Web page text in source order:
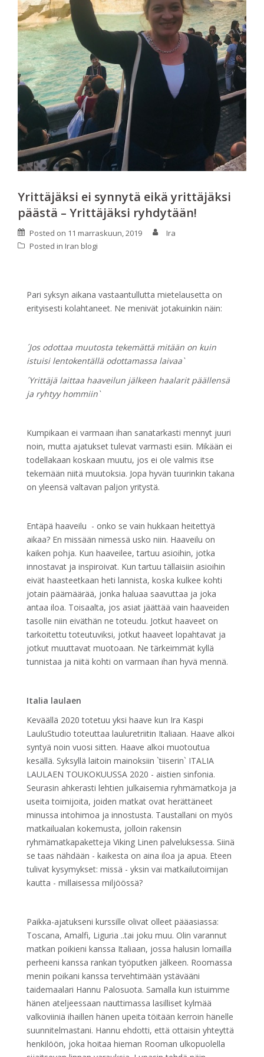
Yrittäjäksi ei synnytä eikä yrittäjäksi
päästä – Yrittäjäksi ryhdytään!
Posted on 11 marraskuun, 2019
Ira
Posted in Iran blogi
Pari syksyn aikana vastaantullutta mietelausetta on
erityisesti kolahtaneet. Ne menivät jotakuinkin näin:
´Jos odottaa muutosta tekemättä mitään on kuin
istuisi lentokentällä odottamassa laivaa`
´Yrittäjä laittaa haaveilun jälkeen haalarit päällensä
ja ryhtyy hommiin`
Kumpikaan ei varmaan ihan sanatarkasti mennyt juuri
noin, mutta ajatukset tulevat varmasti esiin. Mikään ei
todellakaan koskaan muutu, jos ei ole valmis itse
tekemään niitä muutoksia. Jopa hyvän tuurinkin takana
on yleensä valtavan paljon yritystä.
Entäpä haaveilu - onko se vain hukkaan heitettyä
aikaa? En missään nimessä usko niin. Haaveilu on
kaiken pohja. Kun haaveilee, tartuu asioihin, jotka
innostavat ja inspiroivat. Kun tartuu tällaisiin asioihin
eivät haasteetkaan heti lannista, koska kulkee kohti
jotain päämäärää, jonka haluaa saavuttaa ja joka
antaa iloa. Toisaalta, jos asiat jäättää vain haaveiden
tasolle niin eiväthän ne toteudu. Jotkut haaveet on
tarkoitettu toteutuviksi, jotkut haaveet lopahtavat ja
jotkut muuttavat muotoaan. Ne tärkeimmät kyllä
tunnistaa ja niitä kohti on varmaan ihan hyvä mennä.
Italia laulaen
Keväällä 2020 totetuu yksi haave kun Ira Kaspi
LauluStudio toteuttaa lauluretriitin Italiaan. Haave alkoi
syntyä noin vuosi sitten. Haave alkoi muotoutua
kesällä. Syksyllä laitoin mainoksiin `tiiserin` ITALIA
LAULAEN TOUKOKUUSSA 2020 - aistien sinfonia.
Seurasin ahkerasti lehtien julkaisemia ryhmämatkoja ja
useita toimijoita, joiden matkat ovat herättäneet
minussa intohimoa ja innostusta. Taustallani on myös
matkailualan kokemusta, jolloin rakensin
ryhmämatkapaketteja Viking Linen palveluksessa. Siinä
se taas nähdään - kaikesta on aina iloa ja apua. Eteen
tulivat kysymykset: missä - yksin vai matkailutoimijan
kautta - millaisessa miljöössä?
Paikka-ajatukseni kurssille olivat olleet pääasiassa:
Toscana, Amalfi, Liguria ..tai joku muu. Olin varannut
matkan poikieni kanssa Italiaan, jossa halusin lomailla
perheeni kanssa rankan työputken jälkeen. Roomassa
menin poikani kanssa tervehtimään ystävääni
taidemaalari Hannu Palosuota. Samalla kun istuimme
hänen ateljeessaan nauttimassa lasilliset kylmää
valkoviiniä ihaillen hänen upeita töitään kerroin hänelle
suunnitelmastani. Hannu ehdotti, että ottaisin yhteyttä
henkilöön, joka hoitaa hieman Rooman ulkopuolella